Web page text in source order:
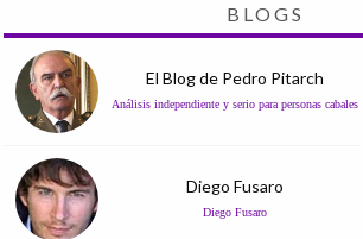
BLOGS
El Blog de Pedro Pitarch
Análisis independiente y serio para personas cabales
Diego Fusaro
Diego Fusaro